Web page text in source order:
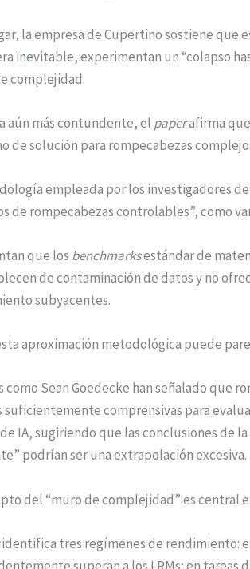
la empresa de Cupertino sostiene que
inevitable, experimentan un “colapso
complejidad.
aún más contundente, el paperafirma
de solución para rompecabezas
empleada por los investigadores
de rompecabezas controlables”, como
que los benchmarksestándar de
de contaminación de datos y no
subyacentes.
aproximación metodológica puede
como Sean Goedecke han señalado que
suficientemente comprensivas para
IA, sugiriendo que las conclusiones de
podrían ser una extrapolación excesiva.
del “muro de complejidad” es central
identifica tres regímenes de rendimiento: